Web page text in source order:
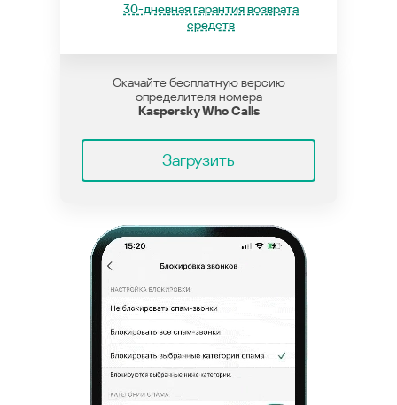
30-дневная гарантия возврата
средств
Скачайте бесплатную версию
определителя номера
Kaspersky Who Calls
Загрузить